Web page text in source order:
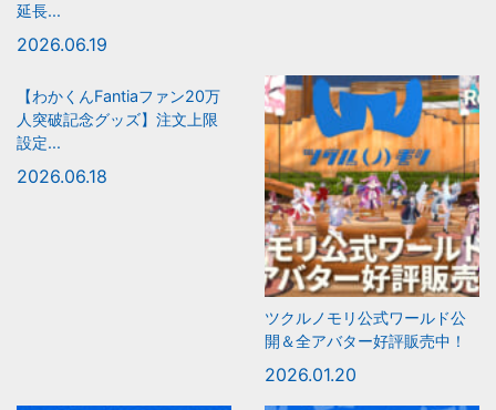
延長...
2026.06.19
【わかくんFantiaファン20万
人突破記念グッズ】注文上限
設定...
2026.06.18
ツクルノモリ公式ワールド公
開＆全アバター好評販売中！
2026.01.20